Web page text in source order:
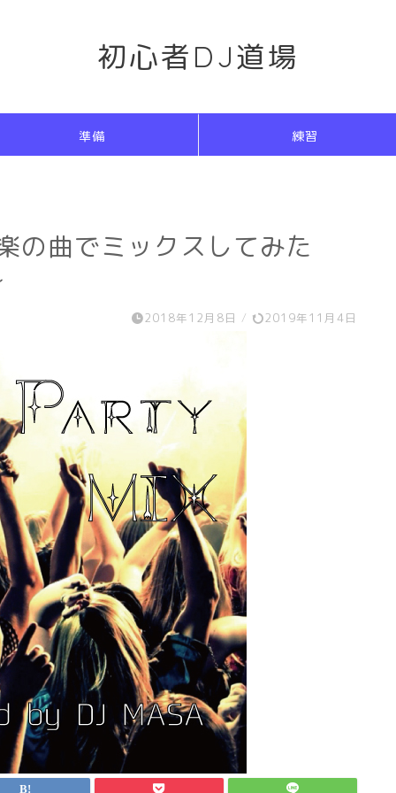
初心者DJ道場
準備 練習
の曲でミックスしてみた
2018年12月8日 / 2019年11月4日